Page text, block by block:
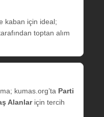
kaban için ideal;
toptan alım
kumas.org’ta Parti
Alanlariçin tercih